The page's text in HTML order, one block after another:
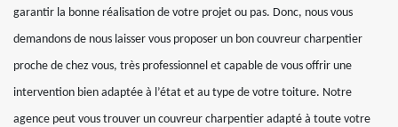
garantir la bonne réalisation de votre projet ou pas. Donc, nous vous
demandons de nous laisser vous proposer un bon couvreur charpentier
proche de chez vous, très professionnel et capable de vous offrir une
intervention bien adaptée à l’état et au type de votre toiture. Notre
agence peut vous trouver un couvreur charpentier adapté à toute votre